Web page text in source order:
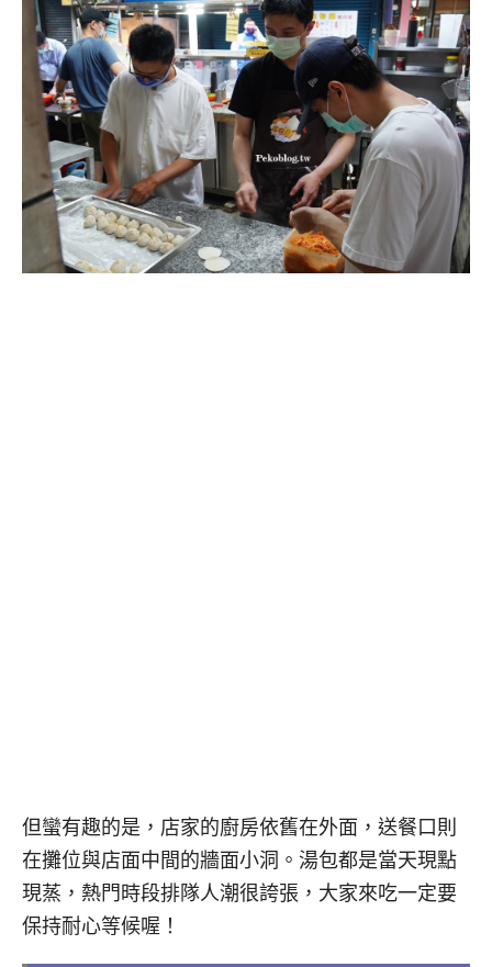
但蠻有趣的是，店家的廚房依舊在外面，送餐口則
在攤位與店面中間的牆面小洞。湯包都是當天現點
現蒸，熱門時段排隊人潮很誇張，大家來吃一定要
保持耐心等候喔！